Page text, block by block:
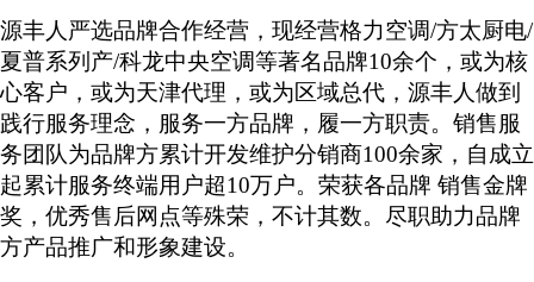
源丰人严选品牌合作经营，现经营格力空调/方太厨电/
夏普系列产/科龙中央空调等著名品牌10余个，或为核
心客户，或为天津代理，或为区域总代，源丰人做到
践行服务理念，服务一方品牌，履一方职责。销售服
务团队为品牌方累计开发维护分销商100余家，自成立
起累计服务终端用户超10万户。荣获各品牌 销售金牌
奖，优秀售后网点等殊荣，不计其数。尽职助力品牌
方产品推广和形象建设。